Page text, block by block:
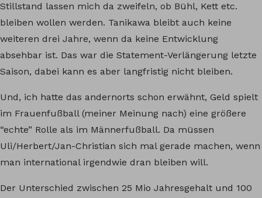
Stillstand lassen mich da zweifeln, ob Bühl, Kett etc.
bleiben wollen werden. Tanikawa bleibt auch keine
weiteren drei Jahre, wenn da keine Entwicklung
absehbar ist. Das war die Statement-Verlängerung letzte
Saison, dabei kann es aber langfristig nicht bleiben.
Und, ich hatte das andernorts schon erwähnt, Geld spielt
im Frauenfußball (meiner Meinung nach) eine größere
“echte” Rolle als im Männerfußball. Da müssen
Uli/Herbert/Jan-Christian sich mal gerade machen, wenn
man international irgendwie dran bleiben will.
Der Unterschied zwischen 25 Mio Jahresgehalt und 100